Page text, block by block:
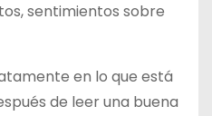
sentimientos sobre
en lo que está
de leer una buena